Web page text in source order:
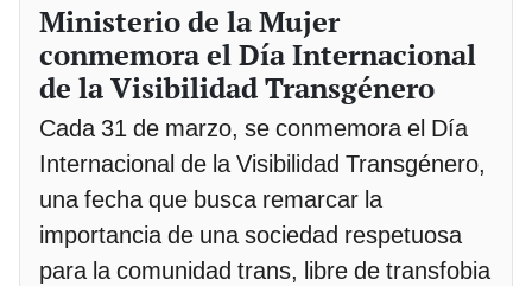
Ministerio de la Mujer
conmemora el Día Internacional
de la Visibilidad Transgénero
Cada 31 de marzo, se conmemora el Día
Internacional de la Visibilidad Transgénero,
una fecha que busca remarcar la
importancia de una sociedad respetuosa
para la comunidad trans, libre de transfobia